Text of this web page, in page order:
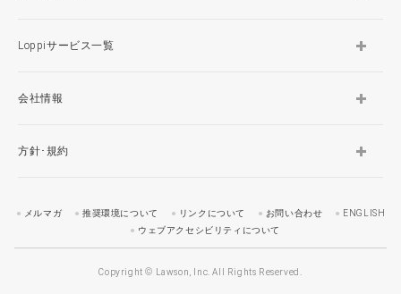
Loppiサービス一覧
会社情報
方針･規約
メルマガ 推奨環境について リンクについて お問い合わせ
ENGLISH
ウェブアクセシビリティについて
Copyright © Lawson, Inc. All Rights Reserved.